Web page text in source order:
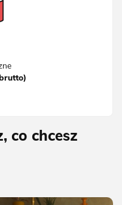
co chcesz